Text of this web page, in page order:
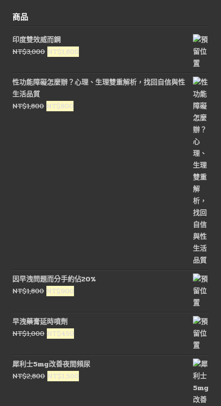
商品
印度雙效威而鋼
NT$3,000 原
價
格：
NT$3,000。
NT$1,800
價
格：
性功能障礙怎麼辦？心理、生理雙重解析，找回自信與性
生活品質
NT$1,800 原
NT$800
因早洩問題而分手約佔20%
NT$1,800 原
價
格：
NT$1,800。
NT$900
價
格：
NT$900。
早洩藥膏延時噴劑
NT$1,000 原
價
格：
NT$1,000。
NT$450
價
格：
NT$450。
犀利士5mg改善夜間頻尿
NT$2,800 原
NT$1,500